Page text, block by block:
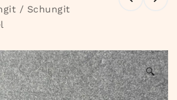
/ Schungit
🔍